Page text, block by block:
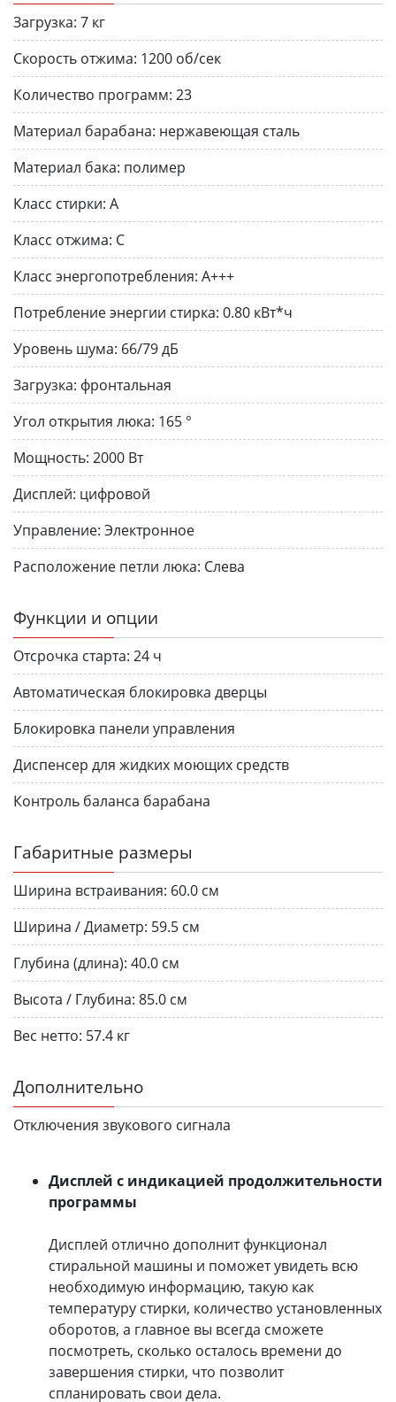
Загрузка: 7 кг
Скорость отжима: 1200 об/сек
Количество программ: 23
Материал барабана: нержавеющая сталь
Материал бака: полимер
Класс стирки: A
Класс отжима: C
Класс энергопотребления: A+++
Потребление энергии стирка: 0.80 кВт*ч
Уровень шума: 66/79 дБ
Загрузка: фронтальная
Угол открытия люка: 165 °
Мощность: 2000 Вт
Дисплей: цифровой
Управление: Электронное
Расположение петли люка: Слева
Функции и опции
Отсрочка старта: 24 ч
Автоматическая блокировка дверцы
Блокировка панели управления
Диспенсер для жидких моющих средств
Контроль баланса барабана
Габаритные размеры
Ширина встраивания: 60.0 см
Ширина / Диаметр: 59.5 см
Глубина (длина): 40.0 см
Высота / Глубина: 85.0 см
Вес нетто: 57.4 кг
Дополнительно
Отключения звукового сигнала
Дисплей с индикацией продолжительности
программы
Дисплей отлично дополнит функционал
стиральной машины и поможет увидеть всю
необходимую информацию, такую как
температуру стирки, количество установленных
оборотов, а главное вы всегда сможете
посмотреть, сколько осталось времени до
завершения стирки, что позволит
спланировать свои дела.